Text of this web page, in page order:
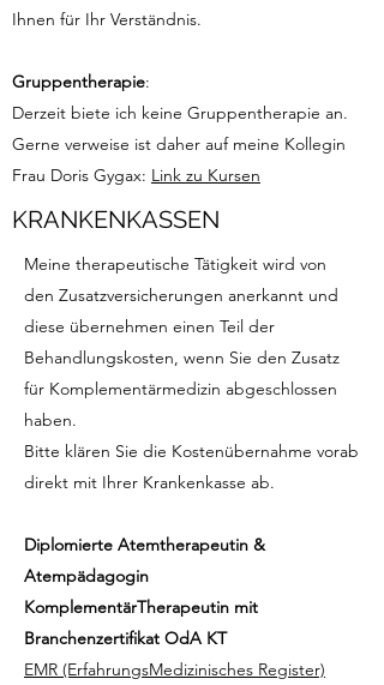
Ihnen für Ihr Verständnis.
Gruppentherapie:
Derzeit biete ich keine Gruppentherapie an.
Gerne verweise ist daher auf meine Kollegin
Frau Doris Gygax: Link zu Kursen
KRANKENKASSEN
Meine therapeutische Tätigkeit wird von
den Zusatzversicherungen anerkannt und
diese übernehmen einen Teil der
Behandlungskosten, wenn Sie den Zusatz
für Komplementärmedizin abgeschlossen
haben.
Bitte klären Sie die Kostenübernahme vorab
direkt mit Ihrer Krankenkasse ab.
Diplomierte Atemtherapeutin &
Atempädagogin
KomplementärTherapeutin mit
Branchenzertifikat OdA KT
EMR (ErfahrungsMedizinisches Register)